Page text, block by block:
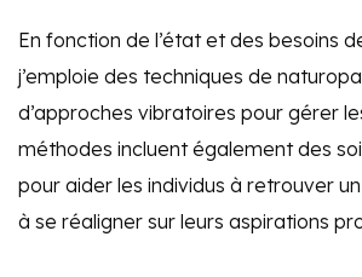
En fonction de l’état et des besoins
j’emploie des techniques de
d’approches vibratoires pour gérer
méthodes incluent également des
pour aider les individus à retrouver
à se réaligner sur leurs aspirations